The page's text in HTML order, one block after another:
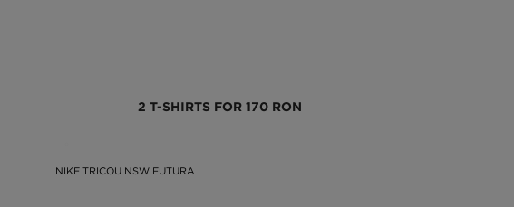
2 T-SHIRTS FOR 170 RON
NIKE TRICOU NSW FUTURA